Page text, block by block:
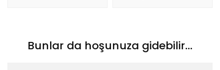
Bunlar da hoşunuza gidebilir...